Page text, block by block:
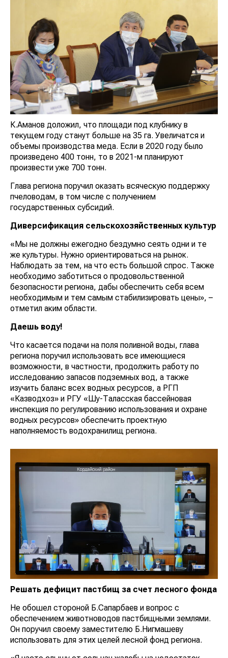
К.Аманов доложил, что площади под клубнику в
текущем году станут больше на 35 га. Увеличатся и
объемы производства меда. Если в 2020 году было
произведено 400 тонн, то в 2021-м планируют
произвести уже 700 тонн.
Глава региона поручил оказать всяческую поддержку
пчеловодам, в том числе с получением
государственных субсидий.
Диверсификация сельскохозяйственных культур
«Мы не должны ежегодно бездумно сеять одни и те
же культуры. Нужно ориентироваться на рынок.
Наблюдать за тем, на что есть большой спрос. Также
необходимо заботиться о продовольственной
безопасности региона, дабы обеспечить себя всем
необходимым и тем самым стабилизировать цены», –
отметил аким области.
Даешь воду!
Что касается подачи на поля поливной воды, глава
региона поручил использовать все имеющиеся
возможности, в частности, продолжить работу по
исследованию запасов подземных вод, а также
изучить баланс всех водных ресурсов, а РГП
«Казводхоз» и РГУ «Шу-Таласская бассейновая
инспекция по регулированию использования и охране
водных ресурсов» обеспечить проектную
наполняемость водохранилищ региона.
Решать дефицит пастбищ за счет лесного фонда
Не обошел стороной Б.Сапарбаев и вопрос с
обеспечением животноводов пастбищными землями.
Он поручил своему заместителю Б.Нигмашеву
использовать для этих целей лесной фонд региона.